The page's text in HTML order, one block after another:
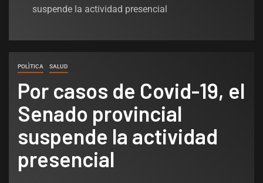
suspende la actividad presencial
POLÌTICA SALUD
Por casos de Covid-19, el
Senado provincial
suspende la actividad
presencial